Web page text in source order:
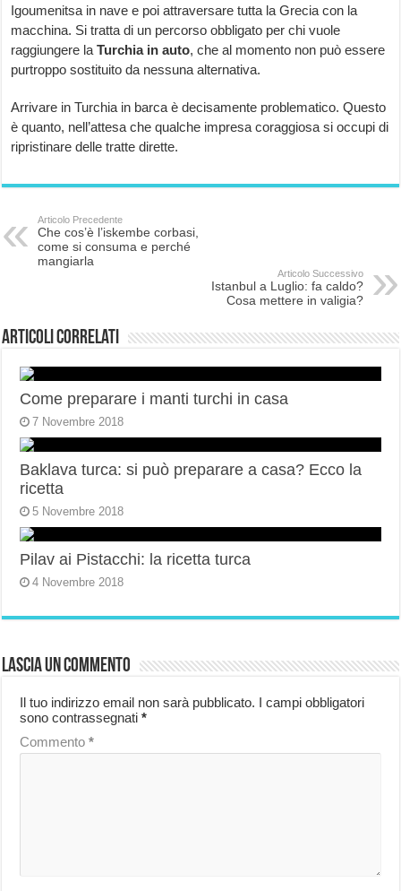
Igoumenitsa in nave e poi attraversare tutta la Grecia con la
macchina. Si tratta di un percorso obbligato per chi vuole
raggiungere laTurchia in auto, che al momento non può essere
purtroppo sostituito da nessuna alternativa.
Arrivare in Turchia in barca è decisamente problematico. Questo
è quanto, nell’attesa che qualche impresa coraggiosa si occupi di
ripristinare delle tratte dirette.
Articolo Precedente
Che cos’è l’iskembe corbasi,
come si consuma e perché
mangiarla
Articolo Successivo
Istanbul a Luglio: fa caldo?
Cosa mettere in valigia?
Articoli correlati
Come preparare i manti turchi in casa
7 Novembre 2018
Baklava turca: si può preparare a casa? Ecco la
ricetta
5 Novembre 2018
Pilav ai Pistacchi: la ricetta turca
4 Novembre 2018
Lascia un commento
Il tuo indirizzo email non sarà pubblicato. I campi obbligatori
sono contrassegnati*
Commento*